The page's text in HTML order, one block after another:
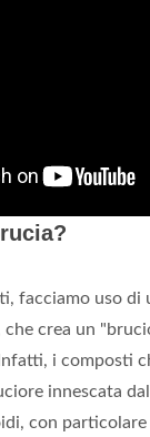
facciamo uso di
crea un
i composti
innescata
con